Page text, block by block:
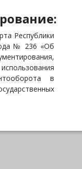
Республики
№ 236 «Об
в